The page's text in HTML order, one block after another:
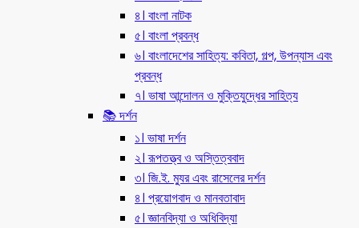
৪। বাংলা নাটক
৫। বাংলা প্রবন্ধ
৬। বাংলাদেশের সাহিত্য: কবিতা, গল্প, উপন্যাস এবং
প্রবন্ধ
৭। ভাষা আন্দোলন ও মুক্তিযুদ্ধের সাহিত্য
📚 দর্শন
১। ভাষা দর্শন
২। রূপতত্ত্ব ও অস্তিত্ববাদ
৩। জি.ই. ম্যুর এবং রাসেলের দর্শন
৪। প্রয়োগবাদ ও মানবতাবাদ
৫। জ্ঞানবিদ্যা ও অধিবিদ্যা